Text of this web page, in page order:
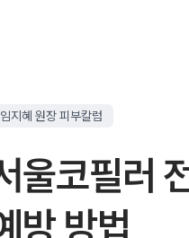
임지혜 원장 피부칼럼
울코필러
방 방법